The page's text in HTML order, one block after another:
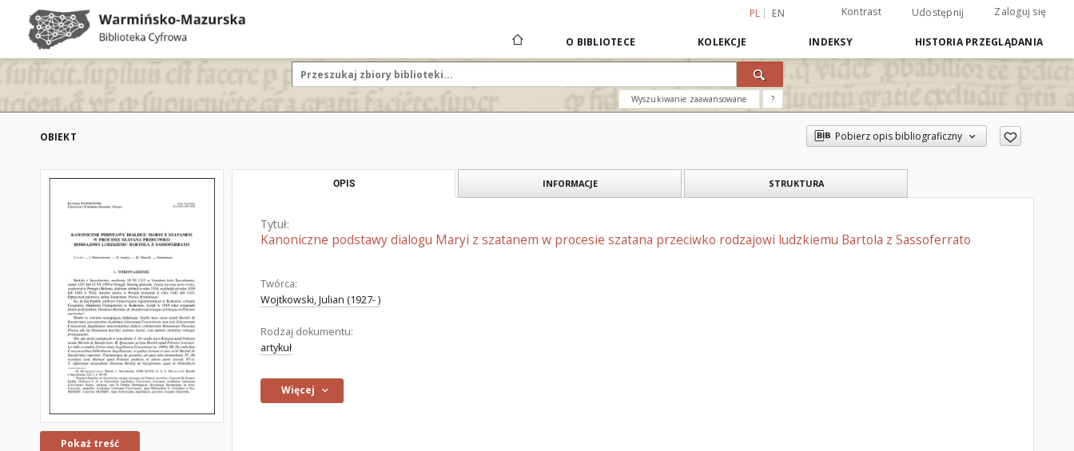
PL EN Kontrast Udostępnij Zaloguj się
O BIBLIOTECE KOLEKCJE INDEKSY HISTORIA PRZEGLĄDANIA
Wyszukiwanie zaawansowane ?
OBIEKT Pobierz opis bibliograficzny
Pokaż treść
OPIS INFORMACJE STRUKTURA
Tytuł:
Kanoniczne podstawy dialogu Maryi z szatanem w procesie szatana przeciwko rodzajowi ludzkiemu Bartola z Sassoferrato
Twórca:
Wojtkowski, Julian (1927- )
Rodzaj dokumentu:
artykuł
Więcej